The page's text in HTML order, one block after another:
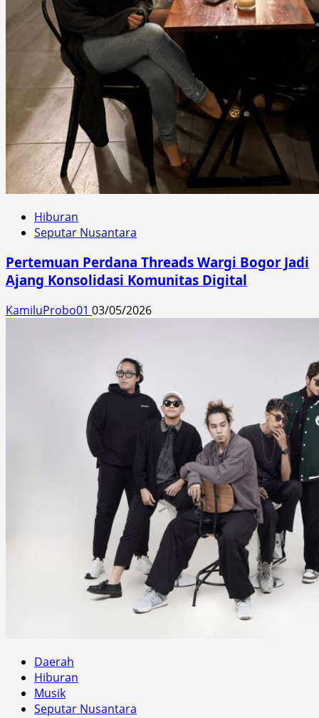
Hiburan
Seputar Nusantara
Pertemuan Perdana Threads Wargi Bogor Jadi
Ajang Konsolidasi Komunitas Digital
KamiluProbo01 03/05/2026
Daerah
Hiburan
Musik
Seputar Nusantara